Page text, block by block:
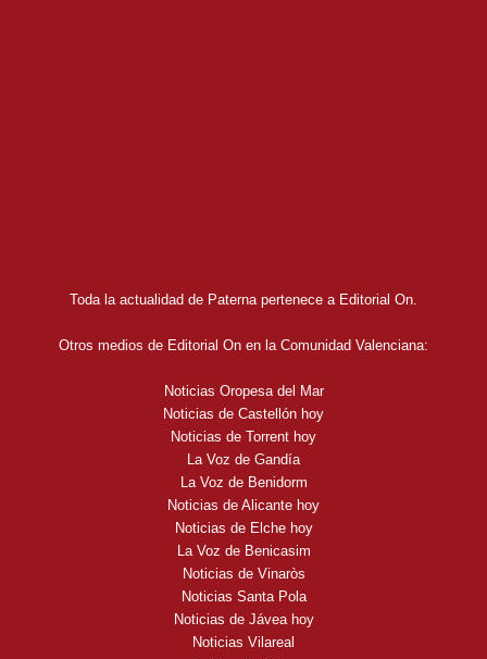
Toda la actualidad de Paterna pertenece a Editorial On.
Otros medios de Editorial On en la Comunidad Valenciana:
Noticias Oropesa del Mar
Noticias de Castellón hoy
Noticias de Torrent hoy
La Voz de Gandía
La Voz de Benidorm
Noticias de Alicante hoy
Noticias de Elche hoy
La Voz de Benicasim
Noticias de Vinaròs
Noticias Santa Pola
Noticias de Jávea hoy
Noticias Vilareal